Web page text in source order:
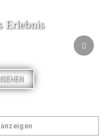
Erlebnis